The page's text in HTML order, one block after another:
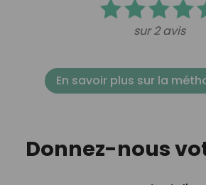
sur 2 avis
En savoir plus sur la
Donnez-nous